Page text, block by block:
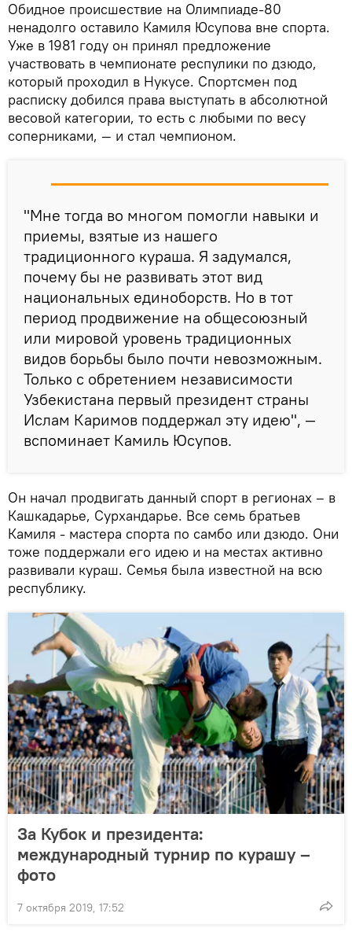
Обидное происшествие на Олимпиаде-80
ненадолго оставило Камиля Юсупова вне спорта.
Уже в 1981 году он принял предложение
участвовать в чемпионате респулики по дзюдо,
который проходил в Нукусе. Спортсмен под
расписку добился права выступать в абсолютной
весовой категории, то есть с любыми по весу
соперниками, — и стал чемпионом.
"Мне тогда во многом помогли навыки и
приемы, взятые из нашего
традиционного кураша. Я задумался,
почему бы не развивать этот вид
национальных единоборств. Но в тот
период продвижение на общесоюзный
или мировой уровень традиционных
видов борьбы было почти невозможным.
Только с обретением независимости
Узбекистана первый президент страны
Ислам Каримов поддержал эту идею", —
вспоминает Камиль Юсупов.
Он начал продвигать данный спорт в регионах – в
Кашкадарье, Сурхандарье. Все семь братьев
Камиля - мастера спорта по самбо или дзюдо. Они
тоже поддержали его идею и на местах активно
развивали кураш. Семья была известной на всю
республику.
За Кубок и президента:
международный турнир по курашу –
фото
7 октября 2019, 17:52